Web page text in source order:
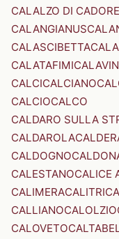
CALALZO DI CADORE
CALANGIANUS
CALASCIBETTA
CALATAFIMI
CALCICALCIANO
CALCIOCALCO
CALDARO SULLA
CALDAROLA
CALDOGNO
CALESTANOCALICE
CALIMERACALITRI
CALLIANO
CALOVETO